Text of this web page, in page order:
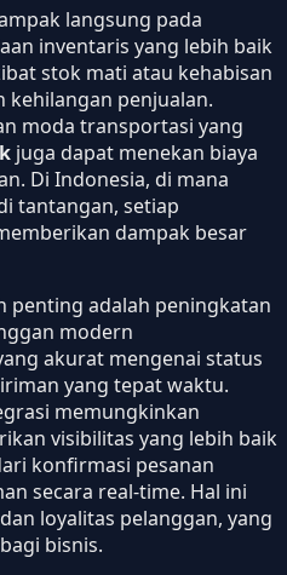
langsung pada
inventaris yang lebih baik
stok mati atau kehabisan
kehilangan penjualan.
moda transportasi yang
juga dapat menekan biaya
Di Indonesia, di mana
tantangan, setiap
dampak besar
penting adalah peningkatan
modern
akurat mengenai status
yang tepat waktu.
memungkinkan
visibilitas yang lebih baik
konfirmasi pesanan
secara real-time. Hal ini
loyalitas pelanggan, yang
bisnis.